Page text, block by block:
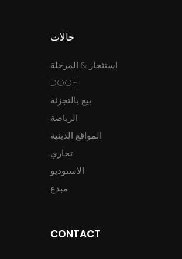
حالات
استئجار & المرحلة
DOOH
بيع بالتجزئة
الرياضة
المواقع الدينية
تجاري
الاستوديو
مبدع
CONTACT